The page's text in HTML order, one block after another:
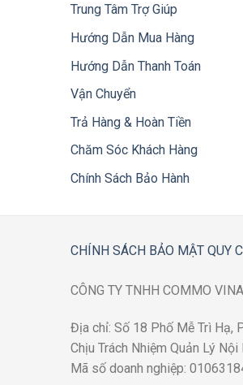
Trung Tâm Trợ Giúp
Hướng Dẫn Mua Hàng
Hướng Dẫn Thanh Toán
Vận Chuyển
Trả Hàng & Hoàn Tiền
Chăm Sóc Khách Hàng
Chính Sách Bảo Hành
CHÍNH SÁCH BẢO MẬT QUY
CÔNG TY TNHH COMMO VINA
Địa chỉ: Số 18 Phố Mễ Trì Hạ,
Chịu Trách Nhiệm Quản Lý
Mã số doanh nghiệp: